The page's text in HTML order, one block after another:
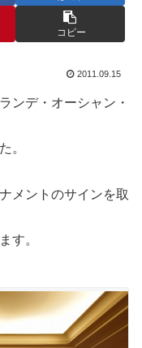
コピー
2011.09.15
ンデ・オーシャン・
。
メントのサインを取
す。